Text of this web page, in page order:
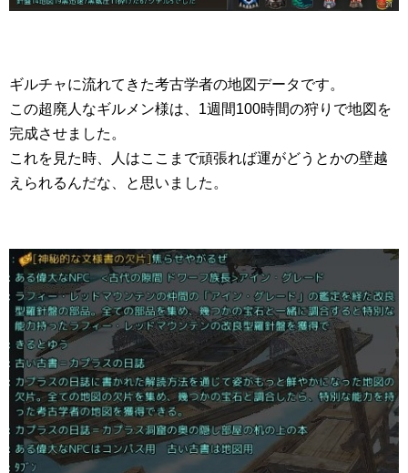
ギルチャに流れてきた考古学者の地図データです。
この超廃人なギルメン様は、1週間100時間の狩りで地図を
完成させました。
これを見た時、人はここまで頑張れば運がどうとかの壁越
えられるんだな、と思いました。